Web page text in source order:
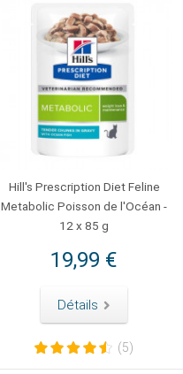
Hill's Prescription Diet Feline
Metabolic Poisson de l'Océan -
12 x 85 g
19,99 €
Détails
(5)